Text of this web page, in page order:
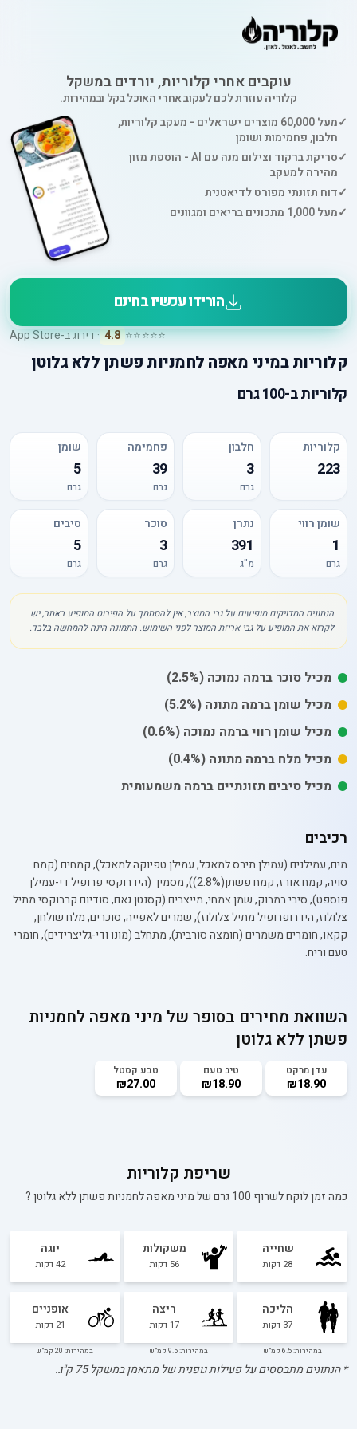
עוקבים אחרי קלוריות, יורדים במשקל
קלוריה עוזרת לכם לעקוב אחרי האוכל בקל ובמהירות.
✓
מעל 60,000 מוצרים ישראלים - מעקב קלוריות,
חלבון, פחמימות ושומן
✓
סריקת ברקוד וצילום מנה עם AI - הוספת מזון
מהירה למעקב
✓דוח תזונתי מפורט לדיאטנית
✓מעל 1,000 מתכונים בריאים ומגוונים
הורידו עכשיו בחינם
⭐⭐⭐⭐⭐
4.8 · דירוג ב-App Store
קלוריותבמיני מאפה לחמניות פשתן ללא גלוטן
קלוריותב-100 גרם
קלוריות
223
חלבון
3
גרם
פחמימה
39
גרם
שומן
5
גרם
שומן רווי
1
גרם
נתרן
391
מ"ג
סוכר
3
גרם
סיבים
5
גרם
הנתונים המדויקים מופיעים על גבי המוצר, אין להסתמך על הפירוט המופיע באתר, יש
לקרוא את המופיע על גבי אריזת המוצר לפני השימוש. התמונה הינה להמחשה בלבד.
מכיל סוכר ברמה נמוכה (2.5%)
מכיל שומןברמה מתונה (5.2%)
מכיל שומן רוויברמה נמוכה (0.6%)
מכיל מלח ברמה מתונה (0.4%)
מכיל סיבים תזונתיים ברמה משמעותית
רכיבים
מים, עמילנים (עמילן תירס למאכל, עמילן טפיוקה למאכל), קמחים (קמח
סויה, קמח אורז, קמח פשתן(2.8%)), מסמיך (הידרוקסי פרופיל די-עמילן
פוספט), סיבי במבוק, שמן צמחי, מייצבים (קסנטן גאם, סודיום קרבוקסי מתיל
צלולוז, הידרופרופיל מתיל צלולוז), שמרים לאפייה, סוכרים, מלח שולחן,
קקאו, חומרים משמרים (חומצה סורבית), מתחלב (מונו ודי-גליצרידים), חומרי
טעם וריח.
השוואת מחירים בסופר של מיני מאפה לחמניות
פשתן ללא גלוטן
עדן מרקט
₪18.90
טיב טעם
₪18.90
טבע קסטל
₪27.00
שריפת קלוריות
כמה זמן לוקח לשרוף 100 גרם של מיני מאפה לחמניות פשתן ללא גלוטן?
שחייה
28 דקות
משקולות
56 דקות
יוגה
42דקות
הליכה
37 דקות
במהירות: 6.5 קמ"ש
ריצה
17 דקות
במהירות: 9.5 קמ"ש
אופניים
21 דקות
במהירות: 20 קמ"ש
* הנתונים מתבססים על פעילות גופנית של מתאמן במשקל75ק"ג.